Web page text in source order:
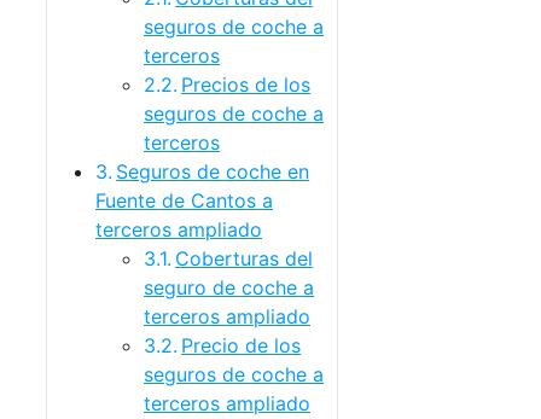
seguros de coche a
terceros
Precios de los
seguros de coche a
terceros
Seguros de coche en
Fuente de Cantos a
terceros ampliado
Coberturas del
seguro de coche a
terceros ampliado
Precio de los
seguros de coche a
terceros ampliado